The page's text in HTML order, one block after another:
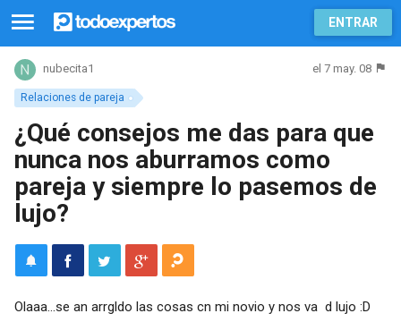
ENTRAR
Relaciones de pareja
nubecita1 el 7 may. 08
¿Qué consejos me das para que
nunca nos aburramos como
pareja y siempre lo pasemos de
lujo?
Olaaa...se an arrgldo las cosas cn mi novio y nos va d lujo :D